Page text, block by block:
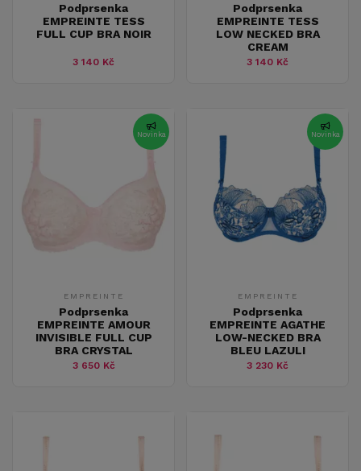
Podprsenka
EMPREINTE TESS
FULL CUP BRA NOIR
3 140 Kč
Podprsenka
EMPREINTE TESS
LOW NECKED BRA
CREAM
3 140 Kč
Novinka
EMPREINTE
Podprsenka
EMPREINTE AMOUR
INVISIBLE FULL CUP
BRA CRYSTAL
3 650 Kč
Novinka
EMPREINTE
Podprsenka
EMPREINTE AGATHE
LOW-NECKED BRA
BLEU LAZULI
3 230 Kč